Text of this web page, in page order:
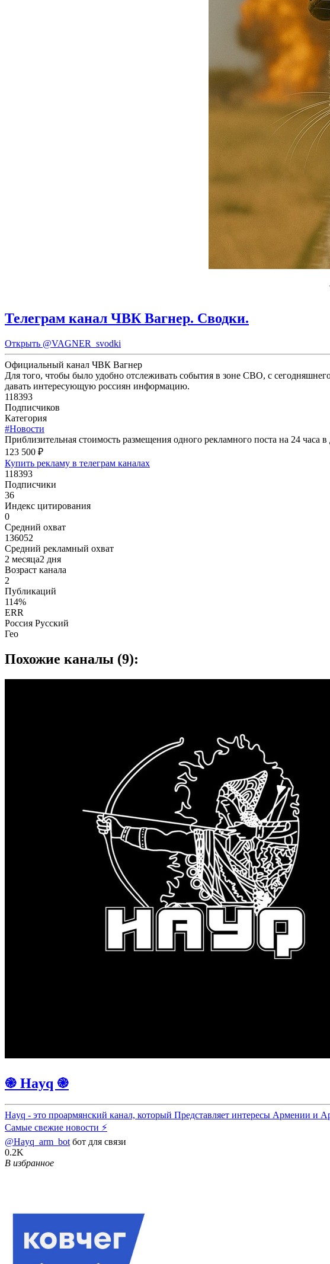
Телеграм канал ЧВК Вагнер. Сводки.
Открыть @VAGNER_svodki
Официальный канал ЧВК Вагнер
Для того, чтобы было удобно отслеживать события в зоне СВО, с
давать интересующую россиян информацию.
118393
Подписчиков
Категория
#Новости
Приблизительная стоимость размещения одного рекламного поста на 24 часа
123 500 ₽
Купить рекламу в телеграм каналах
118393
Подписчики
36
Индекс цитирования
0
Средний охват
136052
Средний рекламный охват
2 месяца2 дня
Возраст канала
2
Публикаций
114%
ERR
Россия Русский
Гео
Похожие каналы (9):
֎ Hayq ֎
Hayq - это проармянский канал, который Представляет интересы Армении и
Самые свежие новости ⚡️
@Hayq_arm_bot бот для связи
0.2K
В избранное